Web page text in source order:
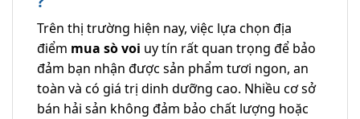
Trên thị trường hiện nay, việc lựa chọn địa
điểm mua sò voi uy tín rất quan trọng để bảo
đảm bạn nhận được sản phẩm tươi ngon, an
toàn và có giá trị dinh dưỡng cao. Nhiều cơ sở
bán hải sản không đảm bảo chất lượng hoặc